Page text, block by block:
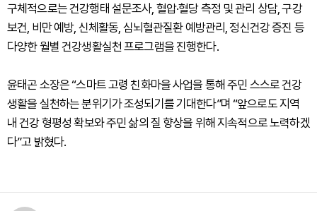
구체적으로는 건강행태 설문조사, 혈압·혈당 측정 및 관리 상담, 구강
보건, 비만 예방, 신체활동, 심뇌혈관질환 예방관리, 정신건강 증진 등
다양한 월별 건강생활실천 프로그램을 진행한다.
윤태곤 소장은 “스마트 고령 친화마을 사업을 통해 주민 스스로 건강
생활을 실천하는 분위기가 조성되기를 기대한다”며 “앞으로도 지역
내 건강 형평성 확보와 주민 삶의 질 향상을 위해 지속적으로 노력하겠
다”고 밝혔다.